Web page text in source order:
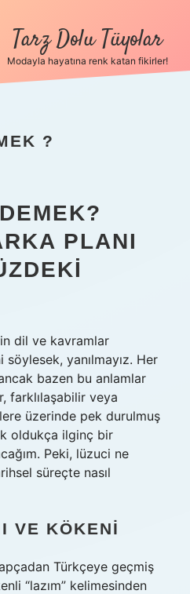
Tarz Dolu Tüyolar
Modayla hayatına renk katan fikirler!
?
PLANI
dil ve kavramlar
söylesek, yanılmayız. Her
bazen bu anlamlar
farklılaşabilir veya
üzerinde pek durulmuş
oldukça ilginç bir
Peki, lüzuci ne
süreçte nasıl
VE KÖKENI
Türkçeye geçmiş
“lazım” kelimesinden